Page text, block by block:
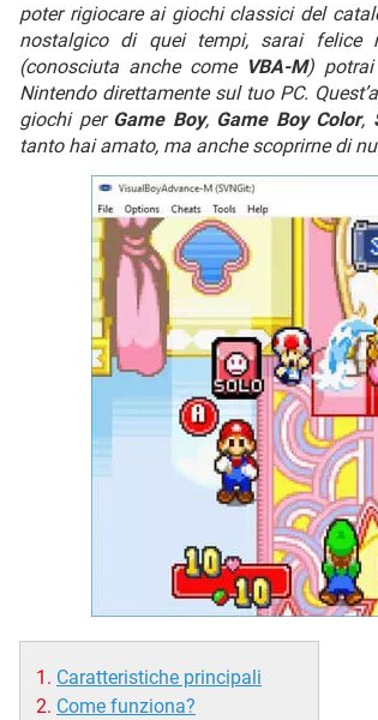
poter rigiocare ai giochi classici del
nostalgico di quei tempi, sarai felice
(conosciuta anche come VBA-M) potrai
Nintendo direttamente sul tuo PC.
giochi per Game Boy, Game Boy Color,
tanto hai amato, ma anche scoprirne di
Caratteristiche principali
Come funziona?